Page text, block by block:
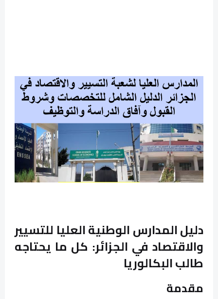
دليل المدارس الوطنية العليا للتسيير
والاقتصاد في الجزائر: كل ما يحتاجه
طالب البكالوريا
مقدمة